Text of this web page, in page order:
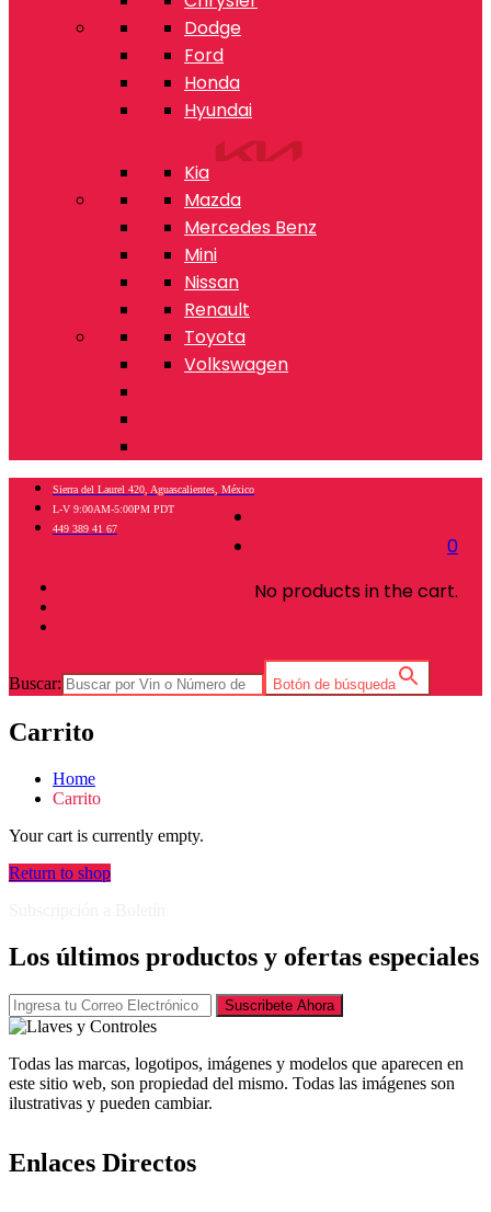
Dodge
Ford
Honda
Hyundai
Kia
Mazda
Mercedes Benz
Mini
Nissan
Renault
Toyota
Volkswagen
0
No products in the cart.
Sierra del Laurel 420, Aguascalientes, México
L-V 9:00AM-5:00PM PDT
449 389 41 67
Buscar: Botón de búsqueda
Carrito
Home
Carrito
Your cart is currently empty.
Return to shop
Los últimos productos y ofertas especiales
Suscribete Ahora
Todas las marcas, logotipos, imágenes y modelos que aparecen en
este sitio web, son propiedad del mismo. Todas las imágenes son
ilustrativas y pueden cambiar.
Enlaces Directos